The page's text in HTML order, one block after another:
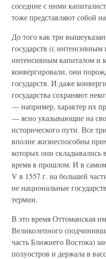
соседние с ними
тоже представляют собой
До того как три
государств (с
интенсивным капиталом и
конвергировали, они
государств. И даже
государства сохраняют
— например, характер их
— ясно указывающие на
исторического пути. Все
вполне жизнеспособны
которых они складывались
время в прошлом. И в
V в 1557 г. на большей
не национальные
термин.
В это время Оттоманская
Великолепного
часть Ближнего Востока)
полуостров и держала в